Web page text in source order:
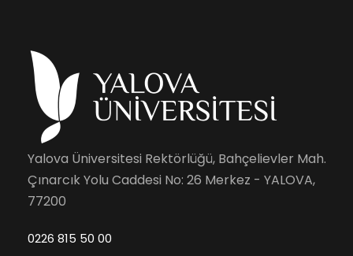
Yalova Üniversitesi Rektörlüğü, Bahçelievler Mah.
Çınarcık Yolu Caddesi No: 26 Merkez - YALOVA,
77200
0226 815 50 00